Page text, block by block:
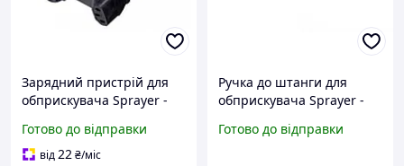
Зарядний пристрій для
обприскувача Sprayer -
Готово до відправки
від22₴/міс
Ручка до штанги для
обприскувача Sprayer -
Готово до відправки